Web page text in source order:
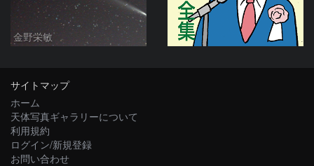
金野栄敏
サイトマップ
ホーム
天体写真ギャラリーについて
利用規約
ログイン/新規登録
お問い合わせ